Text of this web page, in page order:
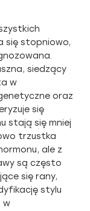
się stopniowo,
siedzący
w
oraz
się
stają się mniej
trzustka
ale z
są często
się rany,
stylu
w